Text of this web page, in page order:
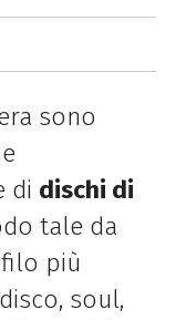
sono
di dischi di
tale da
più
soul,